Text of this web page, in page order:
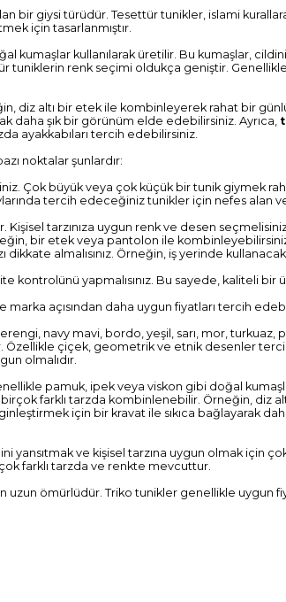
bir giysi türüdür. Tesettür tunikler, islami
için tasarlanmıştır.
kumaşlar kullanılarak üretilir. Bu kumaşlar,
tuniklerin renk seçimi oldukça geniştir.
diz altı bir etek ile kombinleyerek rahat bir
daha şık bir görünüm elde edebilirsiniz. Ayrıca,
ayakkabıları tercih edebilirsiniz.
noktalar şunlardır:
Çok büyük veya çok küçük bir tunik giymek
tercih edeceğiniz tunikler için nefes alan
Kişisel tarzınıza uygun renk ve desen
bir etek veya pantolon ile
dikkate almalısınız. Örneğin, iş yerinde
kontrolünü yapmalısınız. Bu sayede, kaliteli bir
marka açısından daha uygun fiyatları tercih
navy mavi, bordo, yeşil, sarı, mor,
Özellikle çiçek, geometrik ve etnik desenler
olmalıdır.
pamuk, ipek veya viskon gibi doğal
farklı tarzda kombinlenebilir. Örneğin, diz
için bir kravat ile sıkıca bağlayarak
yansıtmak ve kişisel tarzına uygun olmak için
farklı tarzda ve renkte mevcuttur.
ömürlüdür. Triko tunikler genellikle uygun